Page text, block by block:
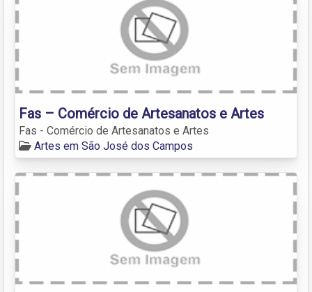
Fas – Comércio de Artesanatos e Artes
Fas - Comércio de Artesanatos e Artes
Artes em São José dos Campos